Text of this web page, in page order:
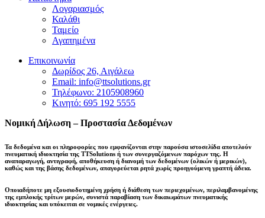
Λογαριασμός
Καλάθι
Ταμείο
Αγαπημένα
Επικοινωνία
Δωρίδος 26, Αιγάλεω
Email: info@ttsolutions.gr
Τηλέφωνο: 2105908960
Κινητό: 695 192 5555
Νομική Δήλωση – Προστασία Δεδομένων
Τα δεδομένα και οι πληροφορίες που εμφανίζονται στην παρούσα ιστοσελίδα αποτελούν
πνευματική ιδιοκτησία της TTSolutions ή των συνεργαζόμενων παρόχων της. Η
αναπαραγωγή, αντιγραφή, αποθήκευση ή διανομή των δεδομένων (ολικών ή μερικών),
καθώς και της βάσης δεδομένων, απαγορεύεται ρητά χωρίς προηγούμενη γραπτή άδεια.
Οποιαδήποτε μη εξουσιοδοτημένη χρήση ή διάθεση των περιεχομένων, περιλαμβανομένης
της εμπλοκής τρίτων μερών, συνιστά παραβίαση των δικαιωμάτων πνευματικής
ιδιοκτησίας και υπόκειται σε νομικές ενέργειες.